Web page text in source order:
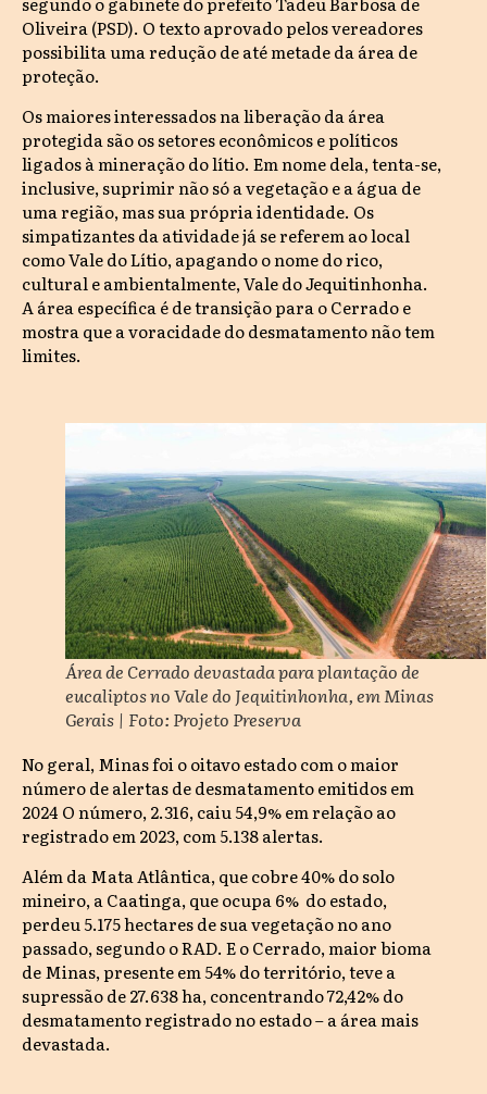
Oliveira (PSD). O texto aprovado pelos vereadores
possibilita uma redução de até metade da área de
proteção.
Os maiores interessados na liberação da área
protegida são os setores econômicos e políticos
ligados à mineração do lítio. Em nome dela, tenta-se,
inclusive, suprimir não só a vegetação e a água de
uma região, mas sua própria identidade. Os
simpatizantes da atividade já se referem ao local
como Vale do Lítio, apagando o nome do rico,
cultural e ambientalmente, Vale do Jequitinhonha.
A área específica é de transição para o Cerrado e
mostra que a voracidade do desmatamento não tem
limites.
Área de Cerrado devastada para plantação de
eucaliptos no Vale do Jequitinhonha, em Minas
Gerais | Foto: Projeto Preserva
No geral, Minas foi o oitavo estado com o maior
número de alertas de desmatamento emitidos em
2024 O número, 2.316, caiu 54,9% em relação ao
registrado em 2023, com 5.138 alertas.
Além da Mata Atlântica, que cobre 40% do solo
mineiro, a Caatinga, que ocupa 6% do estado,
perdeu 5.175 hectares de sua vegetação no ano
passado, segundo o RAD. E o Cerrado, maior bioma
de Minas, presente em 54% do território, teve a
supressão de 27.638 ha, concentrando 72,42% do
desmatamento registrado no estado – a área mais
devastada.